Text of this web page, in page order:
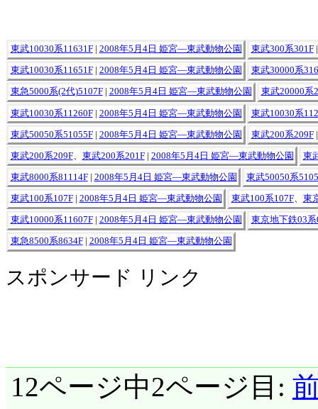
東武10030系11631F| 2008年5月4日 姫宮―東武動物公園 東武300系301F
東武10030系11651F| 2008年5月4日 姫宮―東武動物公園 東武30000系
東急5000系(2代)5107F| 2008年5月4日 姫宮―東武動物公園 東武20000系
東武10030系11260F| 2008年5月4日 姫宮―東武動物公園 東武10030系
東武50050系51055F| 2008年5月4日 姫宮―東武動物公園 東武200系209F
東武200系209F、 東武200系201F| 2008年5月4日 姫宮―東武動物公園 東
東武8000系81114F| 2008年5月4日 姫宮―東武動物公園 東武50050系
東武100系107F| 2008年5月4日 姫宮―東武動物公園 東武100系107F、 東
東武10000系11607F| 2008年5月4日 姫宮―東武動物公園 東京地下鉄03系
東急8500系8634F| 2008年5月4日 姫宮―東武動物公園
スポンサード リンク
12ページ中2ページ目: